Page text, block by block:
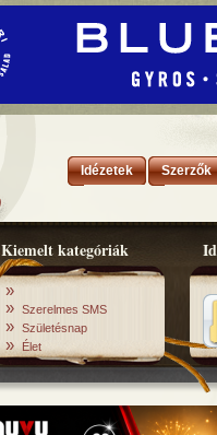
Idézetek Szerzők
Kiemelt kategóriák
»
» Szerelmes SMS
» Születésnap
» Élet